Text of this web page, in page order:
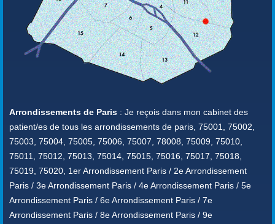
Arrondissements de Paris : Je reçois dans mon cabinet des
patient/es de tous les arrondissements de paris, 75001, 75002,
75003, 75004, 75005, 75006, 75007, 78008, 75009, 75010,
75011, 75012, 75013, 75014, 75015, 75016, 75017, 75018,
75019, 75020, 1er Arrondissement Paris / 2e Arrondissement
Paris / 3e Arrondissement Paris / 4e Arrondissement Paris / 5e
Arrondissement Paris / 6e Arrondissement Paris / 7e
Arrondissement Paris / 8e Arrondissement Paris / 9e